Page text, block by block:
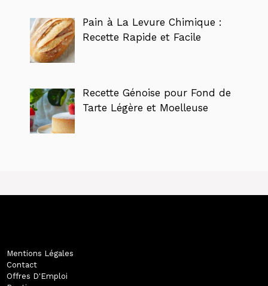
Pain à La Levure Chimique :
Recette Rapide et Facile
Recette Génoise pour Fond de
Tarte Légère et Moelleuse
Mentions Légales
Contact
Offres D'Emploi